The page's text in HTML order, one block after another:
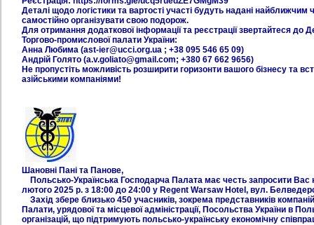
Деталі щодо логістики та вартості участі будуть надані
самостійно організувати свою подорож.
Для отримання додаткової інформації та реєстрації звертайтеся до
Торгово-промислової палати України:
Анна Любима (ast-ier@ucci.org.ua ; +38 095 546 65 09)
Андрій Голято (a.v.goliato@gmail.com; +380 67 662 9656)
Не пропустіть можливість розширити горизонти вашого бізнесу та
азійськими компаніями!
Шановні Пані та Панове,
Польсько-Українська Господарча Палата має честь запросити Вас
лютого 2025 р. з 18:00 до 24:00 у Regent Warsaw Hotel, вул.
Захід збере близько 450 учасників, зокрема представників
Палати, урядової та місцевої адміністрації, Посольства України в
організацій, що підтримують польсько-українську економічну